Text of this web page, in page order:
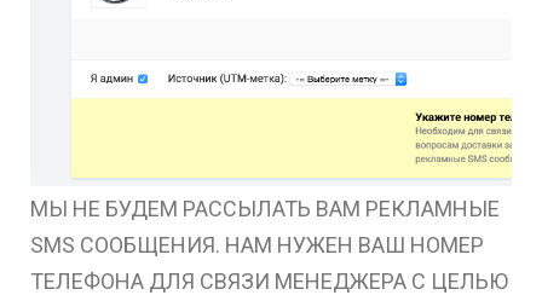
МЫ НЕ БУДЕМ РАССЫЛАТЬ ВАМ РЕКЛАМНЫЕ
SMS СООБЩЕНИЯ. НАМ НУЖЕН ВАШ НОМЕР
ТЕЛЕФОНА ДЛЯ СВЯЗИ МЕНЕДЖЕРА С ЦЕЛЬЮ